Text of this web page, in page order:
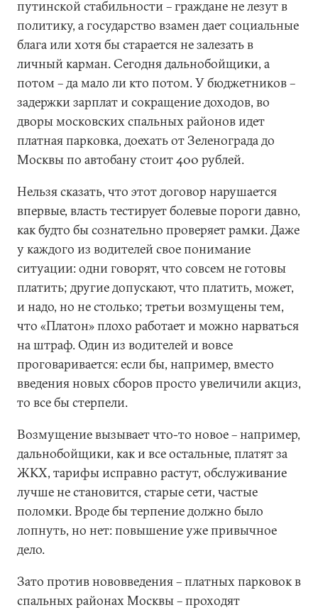
путинской стабильности – граждане не лезут в
политику, а государство взамен дает социальные
блага или хотя бы старается не залезать в
личный карман. Сегодня дальнобойщики, а
потом – да мало ли кто потом. У бюджетников –
задержки зарплат и сокращение доходов, во
дворы московских спальных районов идет
платная парковка, доехать от Зеленограда до
Москвы по автобану стоит 400 рублей.
Нельзя сказать, что этот договор нарушается
впервые, власть тестирует болевые пороги давно,
как будто бы сознательно проверяет рамки. Даже
у каждого из водителей свое понимание
ситуации: одни говорят, что совсем не готовы
платить; другие допускают, что платить, может,
и надо, но не столько; третьи возмущены тем,
что «Платон» плохо работает и можно нарваться
на штраф. Один из водителей и вовсе
проговаривается: если бы, например, вместо
введения новых сборов просто увеличили акциз,
то все бы стерпели.
Возмущение вызывает что-то новое – например,
дальнобойщики, как и все остальные, платят за
ЖКХ, тарифы исправно растут, обслуживание
лучше не становится, старые сети, частые
поломки. Вроде бы терпение должно было
лопнуть, но нет: повышение уже привычное
дело.
Зато против нововведения – платных парковок в
спальных районах Москвы – проходят